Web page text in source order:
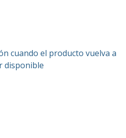
cuando el producto vuelva a
disponible